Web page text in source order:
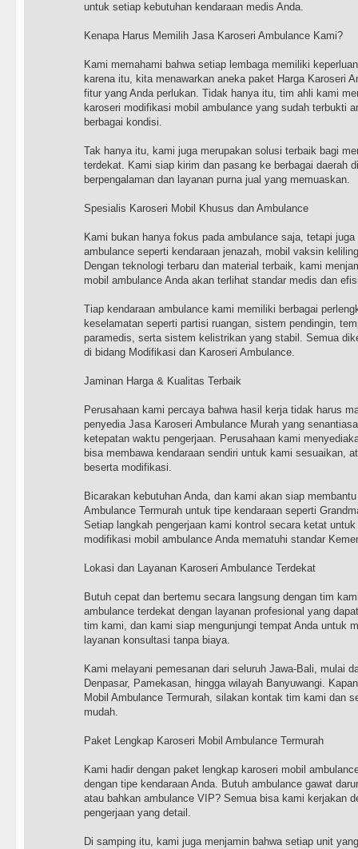
untuk setiap kebutuhan kendaraan medis Anda.
Kenapa Harus Memilih Jasa Karoseri Ambulance Kami?
Kami memahami bahwa setiap lembaga memiliki
karena itu, kita menawarkan aneka paket Harga Karoseri
fitur yang Anda perlukan. Tidak hanya itu, tim ahli kami
karoseri modifikasi mobil ambulance yang sudah terbukti
berbagai kondisi.
Tak hanya itu, kami juga merupakan solusi terbaik bagi
terdekat. Kami siap kirim dan pasang ke berbagai daerah
berpengalaman dan layanan purna jual yang memuaskan.
Spesialis Karoseri Mobil Khusus dan Ambulance
Kami bukan hanya fokus pada ambulance saja, tetapi
ambulance seperti kendaraan jenazah, mobil vaksin
Dengan teknologi terbaru dan material terbaik, kami
mobil ambulance Anda akan terlihat standar medis dan
Tiap kendaraan ambulance kami memiliki berbagai
keselamatan seperti partisi ruangan, sistem pendingin,
paramedis, serta sistem kelistrikan yang stabil. Semua
di bidang Modifikasi dan Karoseri Ambulance.
Jaminan Harga & Kualitas Terbaik
Perusahaan kami percaya bahwa hasil kerja tidak harus
penyedia Jasa Karoseri Ambulance Murah yang
ketepatan waktu pengerjaan. Perusahaan kami
bisa membawa kendaraan sendiri untuk kami sesuaikan,
beserta modifikasi.
Bicarakan kebutuhan Anda, dan kami akan siap
Ambulance Termurah untuk tipe kendaraan seperti
Setiap langkah pengerjaan kami kontrol secara ketat
modifikasi mobil ambulance Anda mematuhi standar
Lokasi dan Layanan Karoseri Ambulance Terdekat
Butuh cepat dan bertemu secara langsung dengan tim
ambulance terdekat dengan layanan profesional yang
tim kami, dan kami siap mengunjungi tempat Anda untuk
layanan konsultasi tanpa biaya.
Kami melayani pemesanan dari seluruh Jawa-Bali, mulai
Denpasar, Pamekasan, hingga wilayah Banyuwangi.
Mobil Ambulance Termurah, silakan kontak tim kami dan
mudah.
Paket Lengkap Karoseri Mobil Ambulance Termurah
Kami hadir dengan paket lengkap karoseri mobil
dengan tipe kendaraan Anda. Butuh ambulance gawat
atau bahkan ambulance VIP? Semua bisa kami kerjakan
pengerjaan yang detail.
Di samping itu, kami juga menjamin bahwa setiap unit